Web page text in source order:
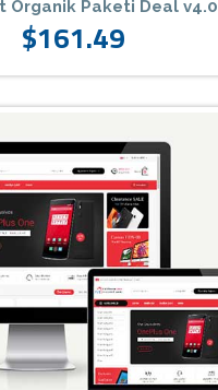
Organik Paketi Deal v4.0
$161.49